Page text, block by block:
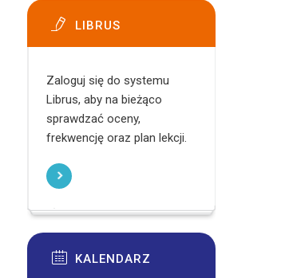
LIBRUS
Zaloguj się do systemu
Librus, aby na bieżąco
sprawdzać oceny,
frekwencję oraz plan lekcji.
KALENDARZ